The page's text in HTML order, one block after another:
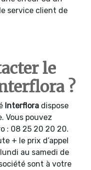
service client de
le
?
Interflora dispose
Vous pouvez
: 08 25 20 20 20.
+ le prix d’appel
au samedi de
sont à votre